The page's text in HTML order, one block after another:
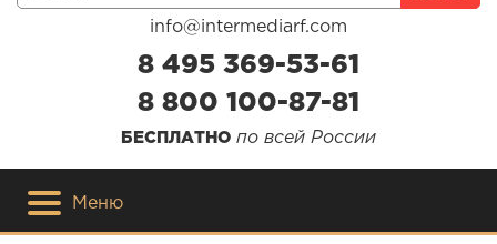
info@intermediarf.com
8 495 369-53-61
8 800 100-87-81
БЕСПЛАТНО по всей России
Меню